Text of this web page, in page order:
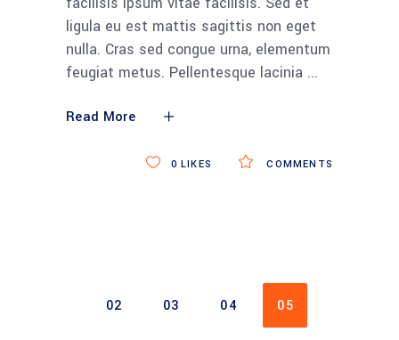
ligula eu est mattis sagittis non eget
nulla. Cras sed congue urna, elementum
feugiat metus. Pellentesque lacinia
Read More
COMMENTS
0 LIKES
02 03 04 05